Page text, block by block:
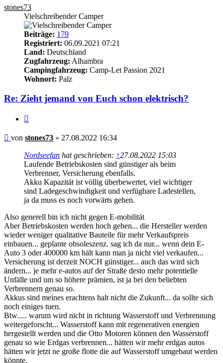
stones73
Vielschreibender Camper
Beiträge: 179
Registriert: 06.09.2021 07:21
Land: Deutschland
Zugfahrzeug: Alhambra
Campingfahrzeug: Camp-Let Passion 2021
Wohnort: Palz
Re: Zieht jemand von Euch schon elektrisch?
Beitrag
von stones73 » 27.08.2022 16:34
Nordseefan hat geschrieben: ↑27.08.2022 15:03
Laufende Betriebskosten sind günstiger als beim
Verbrenner, Versicherung ebenfalls.
Akku Kapazität ist völlig überbewertet, viel wichtiger
sind Ladegeschwindigkeit und verfügbare Ladestellen,
ja da muss es noch vorwärts gehen.
Also generell bin ich nicht gegen E-mobilität
Aber Betriebskosten werden hoch gehen... die Hersteller werden
wieder weniger qualitative Bauteile für mehr Verkaufspreis
einbauen... geplante obsoleszenz. sag ich da nur... wenn dein E-
Auto 3 oder 400000 km hält kann man ja nicht viel verkaufen...
Versicherung ist derzeit NOCH günstiger... auch das wird sich
ändern... je mehr e-autos auf der Straße desto mehr potentielle
Unfälle und um so höhere prämien, ist ja bei den beliebten
Verbrennern genau so.
Akkus sind meines erachtens halt nicht die Zukunft... da sollte sich
noch einiges tuen.
Btw..... warum wird nicht in richtung Wasserstoff und Verbrennung
weitergeforscht... Wasserstoff kann mit regenerativen energien
hergestellt werden und die Otto Motoren können den Wasserstoff
genau so wie Erdgas verbrennen... hätten wir mehr erdgas autos
hätten wir jetzt ne große flotte die auf Wasserstoff umgebaut werden
könnte.